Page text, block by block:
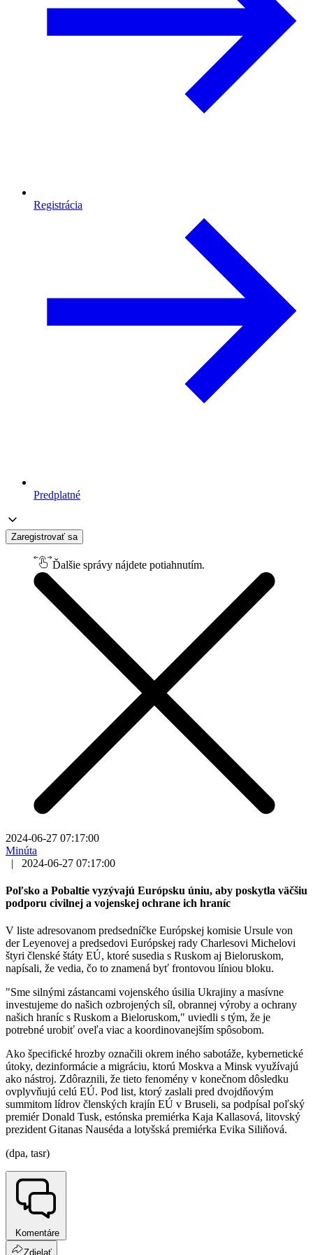
Registrácia
Predplatné
Zaregistrovať sa
Ďalšie správy nájdete potiahnutím.
2024-06-27 07:17:00
Minúta
|
2024-06-27 07:17:00
Poľsko a Pobaltie vyzývajú Európsku úniu, aby poskytla väčšiu
podporu civilnej a vojenskej ochrane ich hraníc
V liste adresovanom predsedníčke Európskej komisie Ursule von
der Leyenovej a predsedovi Európskej rady Charlesovi Michelovi
štyri členské štáty EÚ, ktoré susedia s Ruskom aj Bieloruskom,
napísali, že vedia, čo to znamená byť frontovou líniou bloku.
"Sme silnými zástancami vojenského úsilia Ukrajiny a masívne
investujeme do našich ozbrojených síl, obrannej výroby a ochrany
našich hraníc s Ruskom a Bieloruskom," uviedli s tým, že je
potrebné urobiť oveľa viac a koordinovanejším spôsobom.
Ako špecifické hrozby označili okrem iného sabotáže, kybernetické
útoky, dezinformácie a migráciu, ktorú Moskva a Minsk využívajú
ako nástroj. Zdôraznili, že tieto fenomény v konečnom dôsledku
ovplyvňujú celú EÚ. Pod list, ktorý zaslali pred dvojdňovým
summitom lídrov členských krajín EÚ v Bruseli, sa podpísal poľský
premiér Donald Tusk, estónska premiérka Kaja Kallasová, litovský
prezident Gitanas Nauséda a lotyšská premiérka Evika Siliňová.
(dpa, tasr)
Komentáre
Zdielať